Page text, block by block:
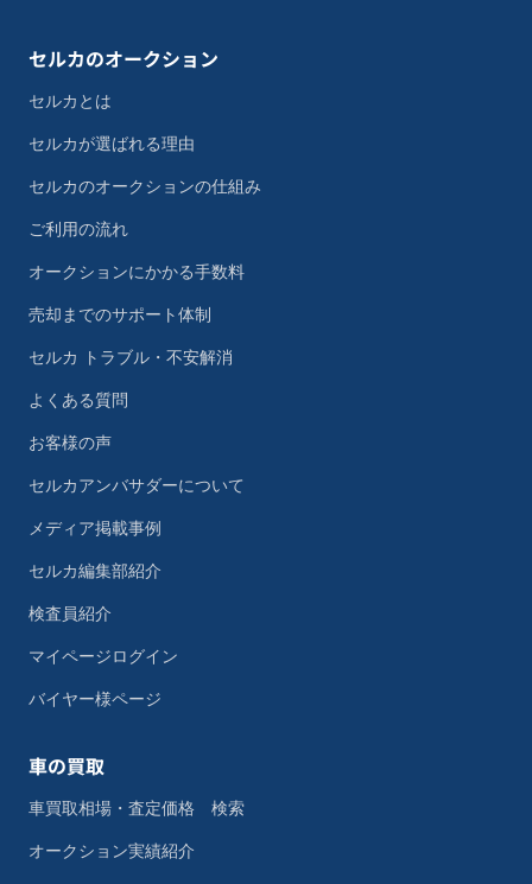
セルカのオークション
セルカとは
セルカが選ばれる理由
セルカのオークションの仕組み
ご利用の流れ
オークションにかかる手数料
売却までのサポート体制
セルカ トラブル・不安解消
よくある質問
お客様の声
セルカアンバサダーについて
メディア掲載事例
セルカ編集部紹介
検査員紹介
マイページログイン
バイヤー様ページ
車の買取
車買取相場・査定価格 検索
オークション実績紹介